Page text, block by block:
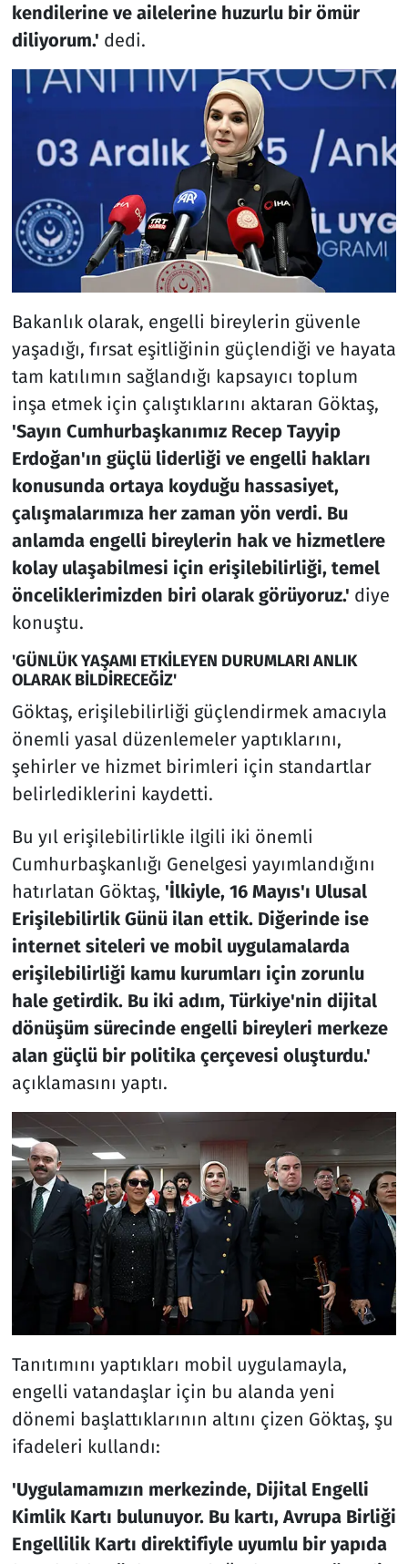
kendilerine ve ailelerine huzurlu bir ömür
diliyorum.' dedi.
Bakanlık olarak, engelli bireylerin güvenle
yaşadığı, fırsat eşitliğinin güçlendiği ve hayata
tam katılımın sağlandığı kapsayıcı toplum
inşa etmek için çalıştıklarını aktaran Göktaş,
'Sayın Cumhurbaşkanımız Recep Tayyip
Erdoğan'ın güçlü liderliği ve engelli hakları
konusunda ortaya koyduğu hassasiyet,
çalışmalarımıza her zaman yön verdi. Bu
anlamda engelli bireylerin hak ve hizmetlere
kolay ulaşabilmesi için erişilebilirliği, temel
önceliklerimizden biri olarak görüyoruz.' diye
konuştu.
'GÜNLÜK YAŞAMI ETKİLEYEN DURUMLARI ANLIK
OLARAK BİLDİRECEĞİZ'
Göktaş, erişilebilirliği güçlendirmek amacıyla
önemli yasal düzenlemeler yaptıklarını,
şehirler ve hizmet birimleri için standartlar
belirlediklerini kaydetti.
Bu yıl erişilebilirlikle ilgili iki önemli
Cumhurbaşkanlığı Genelgesi yayımlandığını
hatırlatan Göktaş, 'İlkiyle, 16 Mayıs'ı Ulusal
Erişilebilirlik Günü ilan ettik. Diğerinde ise
internet siteleri ve mobil uygulamalarda
erişilebilirliği kamu kurumları için zorunlu
hale getirdik. Bu iki adım, Türkiye'nin dijital
dönüşüm sürecinde engelli bireyleri merkeze
alan güçlü bir politika çerçevesi oluşturdu.'
açıklamasını yaptı.
Tanıtımını yaptıkları mobil uygulamayla,
engelli vatandaşlar için bu alanda yeni
dönemi başlattıklarının altını çizen Göktaş, şu
ifadeleri kullandı:
'Uygulamamızın merkezinde, Dijital Engelli
Kimlik Kartı bulunuyor. Bu kartı, Avrupa Birliği
Engellilik Kartı direktifiyle uyumlu bir yapıda